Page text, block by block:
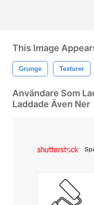
This Image
Grunge Texturer
Användare Som
Laddade Även Ner